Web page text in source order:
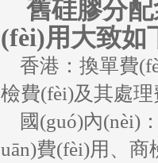
舊硅膠分配
(fèi)用大致如
香港：換單費
檢費(fèi)及其處
國(guó)內(nèi)
uān)費(fèi)用、